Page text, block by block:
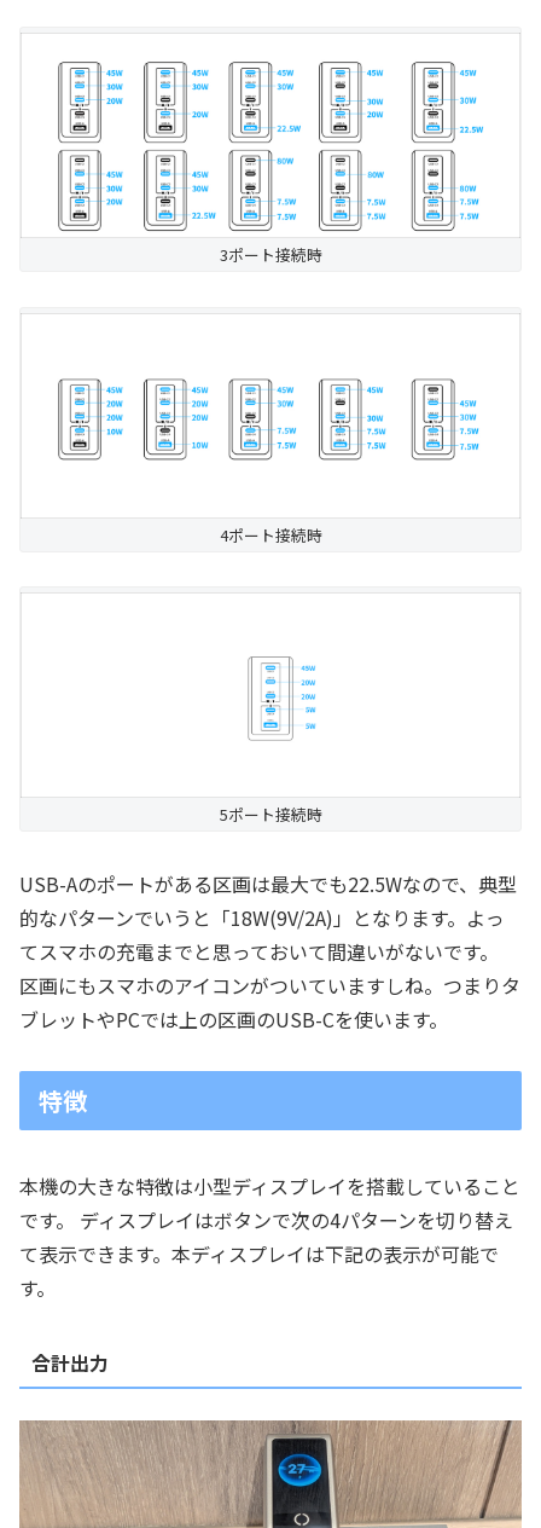
3ポート接続時
4ポート接続時
5ポート接続時
USB-Aのポートがある区画は最大でも22.5Wなので、典型
的なパターンでいうと「18W(9V/2A)」となります。よっ
てスマホの充電までと思っておいて間違いがないです。
区画にもスマホのアイコンがついていますしね。つまりタ
ブレットやPCでは上の区画のUSB-Cを使います。
特徴
本機の大きな特徴は小型ディスプレイを搭載していること
です。 ディスプレイはボタンで次の4パターンを切り替え
て表示できます。本ディスプレイは下記の表示が可能で
す。
合計出力